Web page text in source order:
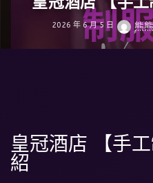
2026 年 6 月 5 日 熊
皇冠酒店 【手
紹